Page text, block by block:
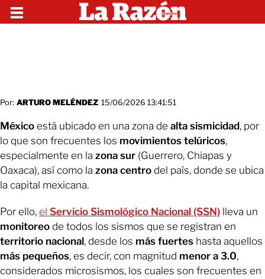
Por: ARTURO MELÉNDEZ 15/06/2026 13:41:51
México está ubicado en una zona de alta sismicidad, por
lo que son frecuentes los movimientos telúricos,
especialmente en la zona sur (Guerrero, Chiapas y
Oaxaca), así como la zona centro del país, donde se ubica
la capital mexicana.
Por ello, el Servicio Sismológico Nacional (SSN) lleva un
monitoreo de todos los sismos que se registran en
territorio nacional, desde los más fuertes hasta aquellos
más pequeños, es decir, con magnitud menor a 3.0,
considerados microsismos, los cuales son frecuentes en